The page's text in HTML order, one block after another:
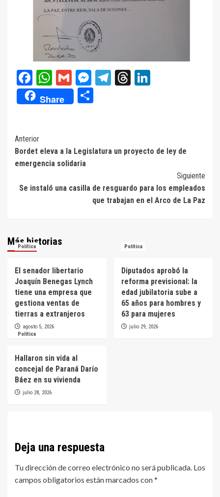
Facebook
WhatsApp
GmailMessenger
Telegram
Threads
Share
Navegación
de
entradas
Anterior
Bordet eleva a la Legislatura un proyecto de ley de
emergencia solidaria
Siguiente
Se instaló una casilla de resguardo para los empleados
que trabajan en el Arco de La Paz
Más historias
Política
El senador libertario
Joaquín Benegas Lynch
tiene una empresa que
gestiona ventas de
tierras a extranjeros
agosto 5, 2026
Política
Diputados aprobó la
reforma previsional: la
edad jubilatoria sube a
65 años para hombres y
63 para mujeres
julio 29, 2026
Política
Hallaron sin vida al
concejal de Paraná Darío
Báez en su vivienda
julio 28, 2026
Deja una respuesta
Tu dirección de correo electrónico no será publicada. Los
campos obligatorios están marcados con*